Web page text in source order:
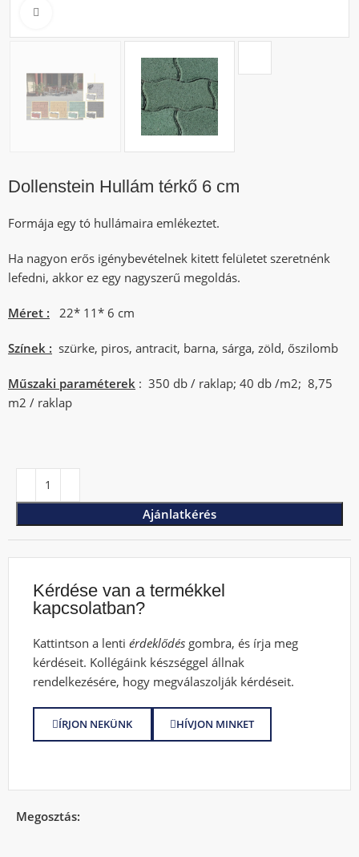
Dollenstein Hullám térkő 6 cm
Formája egy tó hullámaira emlékeztet.
Ha nagyon erős igénybevételnek kitett felületet szeretnénk
lefedni, akkor ez egy nagyszerű megoldás.
Méret : 22* 11* 6 cm
Színek : szürke, piros, antracit, barna, sárga, zöld, őszilomb
Műszaki paraméterek : 350 db / raklap; 40 db /m2; 8,75
m2 / raklap
Ajánlatkérés
Kérdése van a termékkel
kapcsolatban?
Kattintson a lentiérdeklődés gombra, és írja meg
kérdéseit. Kollégáink készséggel állnak
rendelkezésére, hogy megválaszolják kérdéseit.
ÍRJON NEKÜNK HÍVJON MINKET
Megosztás: